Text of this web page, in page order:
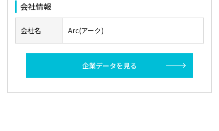
会社情報
会社名 Arc(アーク)
企業データを見る